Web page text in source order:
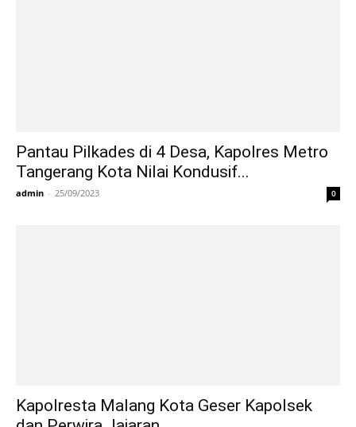
Pantau Pilkades di 4 Desa, Kapolres Metro
Tangerang Kota Nilai Kondusif...
admin - 25/09/2023 0
Kapolresta Malang Kota Geser Kapolsek